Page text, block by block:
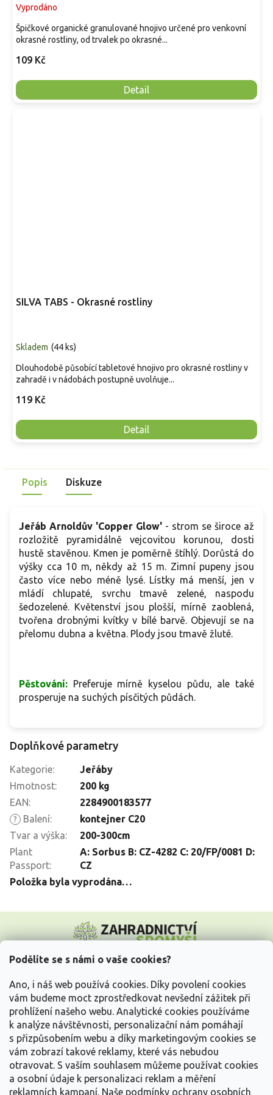
Podělíte se s námi o vaše cookies?
Ano, i náš web používá cookies. Díky povolení cookies
vám budeme moct zprostředkovat nevšední zážitek při
prohlížení našeho webu. Analytické cookies používáme
k analýze návštěvnosti, personalizační nám pomáhají
s přizpůsobením webu a díky marketingovým cookies se
vám zobrazí takové reklamy, které vás nebudou
otravovat. S vaším souhlasem můžeme používat cookies
a osobní údaje k personalizaci reklam a měření
reklamních kampaní. Naše podmínky ochrany osobních
Vyprodáno
109 Kč
Detail
Špičkové organické granulované hnojivo určené pro venkovní
okrasné rostliny, od trvalek po okrasné...
SILVA TABS - Okrasné rostliny
Skladem (44 ks)
119 Kč
Detail
Dlouhodobě působící tabletové hnojivo pro okrasné rostliny v
zahradě i v nádobách postupně uvolňuje...
Popis Diskuze
Jeřáb Arnoldův 'Copper Glow' - strom se široce až
rozložitě pyramidálně vejcovitou korunou, dosti
hustě stavěnou. Kmen je poměrně štíhlý. Dorůstá do
výšky cca 10 m, někdy až 15 m. Zimní pupeny jsou
často více nebo méně lysé. Lístky má menší, jen v
mládí chlupaté, svrchu tmavě zelené, naspodu
šedozelené. Květenství jsou plošší, mírně zaoblená,
tvořena drobnými kvítky v bílé barvě. Objevují se na
přelomu dubna a května. Plody jsou tmavě žluté.
Pěstování: Preferuje mírně kyselou půdu, ale také
prosperuje na suchých písčitých půdách.
Doplňkové parametry
Kategorie:
Jeřáby
Hmotnost:
200 kg
EAN: 2284900183577
? Balení:
kontejner C20
Tvar a výška:
200-300cm
Plant
Passport:
A: Sorbus B: CZ-4282 C: 20/FP/0081 D:
CZ
Položka byla vyprodána…
p
Vše o nákupu
Informace pro Vás
Kontakujte nás